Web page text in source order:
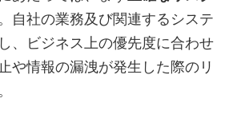
自社の業務及び関連するシステ
、ビジネス上の優先度に合わせ
や情報の漏洩が発生した際のリ